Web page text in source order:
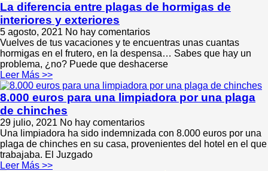
La diferencia entre plagas de hormigas de
interiores y exteriores
5 agosto, 2021 No hay comentarios
Vuelves de tus vacaciones y te encuentras unas cuantas
hormigas en el frutero, en la despensa… Sabes que hay un
problema, ¿no? Puede que deshacerse
Leer Más >>
8.000 euros para una limpiadora por una plaga
de chinches
29 julio, 2021 No hay comentarios
Una limpiadora ha sido indemnizada con 8.000 euros por una
plaga de chinches en su casa, provenientes del hotel en el que
trabajaba. El Juzgado
Leer Más >>